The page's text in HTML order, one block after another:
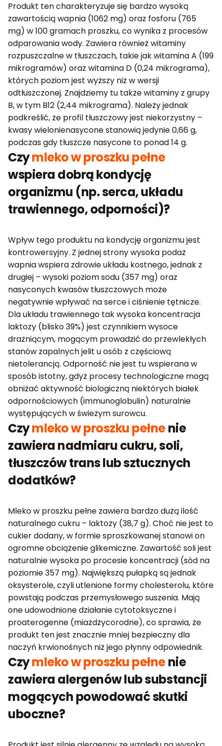
Produkt ten charakteryzuje się bardzo wysoką
zawartością wapnia (1062 mg) oraz fosforu (765
mg) w 100 gramach proszku, co wynika z procesów
odparowania wody. Zawiera również witaminy
rozpuszczalne w tłuszczach, takie jak witamina A (199
mikrogramów) oraz witamina D (0,24 mikrograma),
których poziom jest wyższy niż w wersji
odtłuszczonej. Znajdziemy tu także witaminy z grupy
B, w tym B12 (2,44 mikrograma). Należy jednak
podkreślić, że profil tłuszczowy jest niekorzystny –
kwasy wielonienasycone stanowią jedynie 0,66 g,
podczas gdy tłuszcze nasycone to ponad 14 g.
Czymleko w proszku pełne
wspiera dobrą kondycję
organizmu (np. serca, układu
trawiennego, odporności)?
Wpływ tego produktu na kondycję organizmu jest
kontrowersyjny. Z jednej strony wysoka podaż
wapnia wspiera zdrowie układu kostnego, jednak z
drugiej – wysoki poziom sodu (357 mg) oraz
nasyconych kwasów tłuszczowych może
negatywnie wpływać na serce i ciśnienie tętnicze.
Dla układu trawiennego tak wysoka koncentracja
laktozy (blisko 39%) jest czynnikiem wysoce
drażniącym, mogącym prowadzić do przewlekłych
stanów zapalnych jelit u osób z częściową
nietolerancją. Odporność nie jest tu wspierana w
sposób istotny, gdyż procesy technologiczne mogą
obniżać aktywność biologiczną niektórych białek
odpornościowych (immunoglobulin) naturalnie
występujących w świeżym surowcu.
Czymleko w proszku pełnenie
zawiera nadmiaru cukru, soli,
tłuszczów trans lub sztucznych
dodatków?
Mleko w proszku pełne zawiera bardzo dużą ilość
naturalnego cukru – laktozy (38,7 g). Choć nie jest to
cukier dodany, w formie sproszkowanej stanowi on
ogromne obciążenie glikemiczne. Zawartość soli jest
naturalnie wysoka po procesie koncentracji (sód na
poziomie 357 mg). Największą pułapką są jednak
oksysterole, czyli utlenione formy cholesterolu, które
powstają podczas przemysłowego suszenia. Mają
one udowodnione działanie cytotoksyczne i
proaterogenne (miażdżycorodne), co sprawia, że
produkt ten jest znacznie mniej bezpieczny dla
naczyń krwionośnych niż jego płynny odpowiednik.
Czymleko w proszku pełnenie
zawiera alergenów lub substancji
mogących powodować skutki
uboczne?